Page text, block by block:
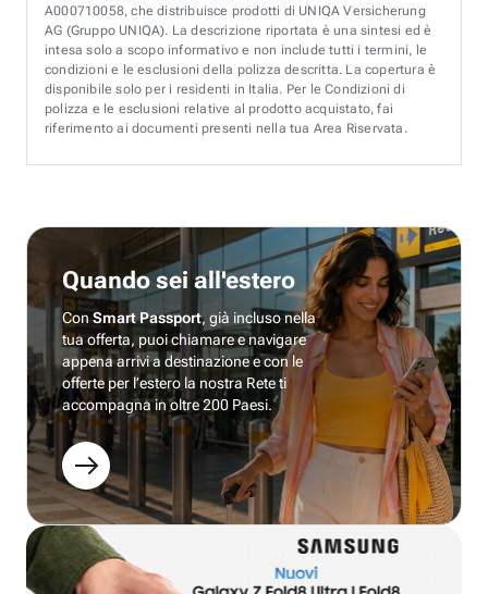
A000710058, che distribuisce prodotti di UNIQA Versicherung
AG (Gruppo UNIQA). La descrizione riportata è una sintesi ed è
intesa solo a scopo informativo e non include tutti i termini, le
condizioni e le esclusioni della polizza descritta. La copertura è
disponibile solo per i residenti in Italia. Per le Condizioni di
polizza e le esclusioni relative al prodotto acquistato, fai
riferimento ai documenti presenti nella tua Area Riservata.
Quando sei all'estero
ConSmart Passport, già incluso nella
tua offerta, puoi chiamare e navigare
appena arrivi a destinazione e con le
offerte per l’estero la nostra Rete ti
accompagna in oltre 200 Paesi.